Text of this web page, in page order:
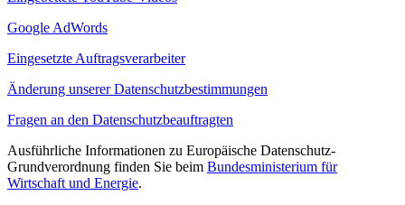
Google AdWords
Eingesetzte Auftragsverarbeiter
Änderung unserer Datenschutzbestimmungen
Fragen an den Datenschutzbeauftragten
Ausführliche Informationen zu Europäische Datenschutz-
Grundverordnung finden Sie beim Bundesministerium für
Wirtschaft und Energie.